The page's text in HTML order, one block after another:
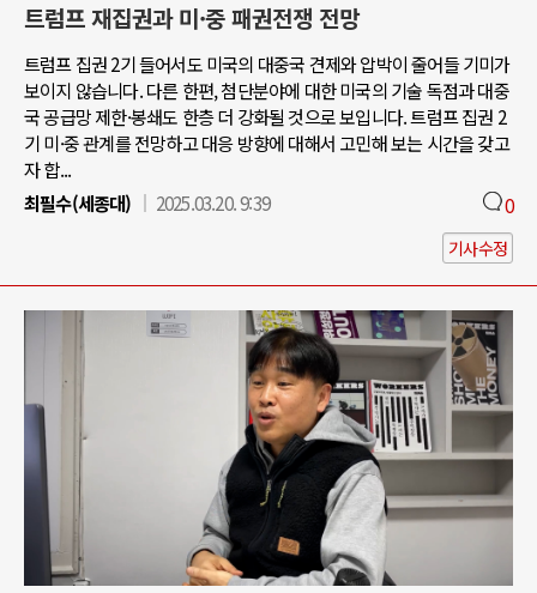
트럼프 재집권과 미·중 패권전쟁 전망
트럼프 집권 2기 들어서도 미국의 대중국 견제와 압박이 줄어들 기미가
보이지 않습니다. 다른 한편, 첨단분야에 대한 미국의 기술 독점과 대중
국 공급망 제한·봉쇄도 한층 더 강화될 것으로 보입니다. 트럼프 집권 2
기 미·중 관계를 전망하고 대응 방향에 대해서 고민해 보는 시간을 갖고
자 합...
최필수(세종대)
2025.03.20. 9:39 0
기사수정